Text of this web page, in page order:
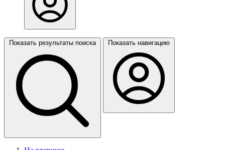
Показать результаты поиска Показать навигацию